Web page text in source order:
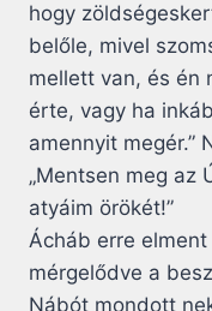
hogy
belőle, mivel
mellett van, és én
érte, vagy ha
amennyit megér.”
„Mentsen meg az
atyáim örökét!”
Ácháb erre
mérgelődve a
Nábót mondott